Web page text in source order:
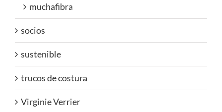
muchafibra
socios
sustenible
trucos de costura
Virginie Verrier